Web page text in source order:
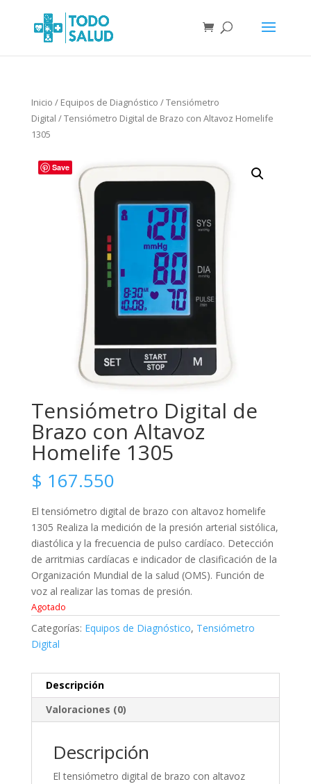
Inicio / Equipos de Diagnóstico /Tensiómetro
Digital / Tensiómetro Digital de Brazo con Altavoz Homelife
1305
Save
Tensiómetro Digital de
Brazo con Altavoz
Homelife 1305
$ 167.550
El tensiómetro digital de brazo con altavoz homelife
1305 Realiza la medición de la presión arterial sistólica,
diastólica y la frecuencia de pulso cardíaco. Detección
de arritmias cardíacas e indicador de clasificación de la
Organización Mundial de la salud (OMS). Función de
voz al realizar las tomas de presión.
Agotado
Categorías: Equipos de Diagnóstico, Tensiómetro
Digital
Descripción
Valoraciones (0)
Descripción
El tensiómetro digital de brazo con altavoz